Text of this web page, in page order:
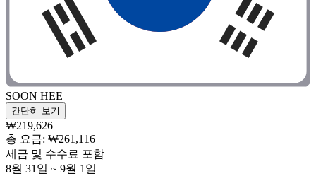
SOON HEE
간단히 보기
₩219,626
총 요금: ₩261,116
세금 및 수수료 포함
8월 31일 ~ 9월 1일